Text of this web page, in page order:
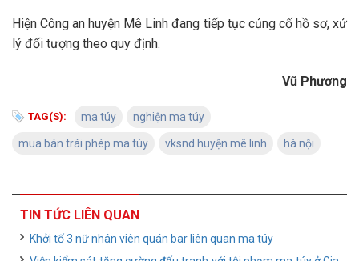
Hiện Công an huyện Mê Linh đang tiếp tục củng cố hồ sơ, xử
lý đối tượng theo quy định.
Vũ Phương
TAG(S): ma túy nghiện ma túy
mua bán trái phép ma túy vksnd huyện mê linh hà nội
TIN TỨC LIÊN QUAN
Khởi tố 3 nữ nhân viên quán bar liên quan ma túy